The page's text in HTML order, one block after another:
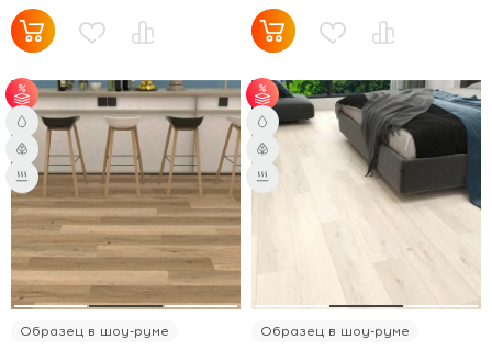
от 51 м² - скидка 3%;
от 101 м² - скидка 5%.
Образец в шоу-руме
от 51 м² - скидка 3%;
от 101 м² - скидка 5%.
Образец в шоу-руме